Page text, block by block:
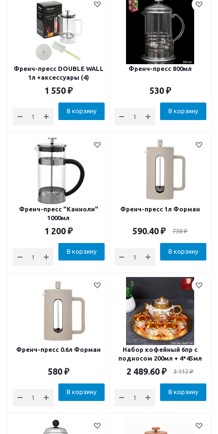
Френч-пресс DOUBLE WALL
1л +аксессуары (4)
1 550 ₽
В корзину
Френч-пресс 800мл
530 ₽
В корзину
Френч-пресс "Канноли"
1000мл
1 200 ₽
В корзину
Френч-пресс 1л Форман
590.40 ₽ 738₽
В корзину
Френч-пресс 0.6л Форман
580 ₽
В корзину
Набор кофейный 6пр с
подносом 200мл + 4*45мл
2 489.60 ₽ 3 112₽
В корзину